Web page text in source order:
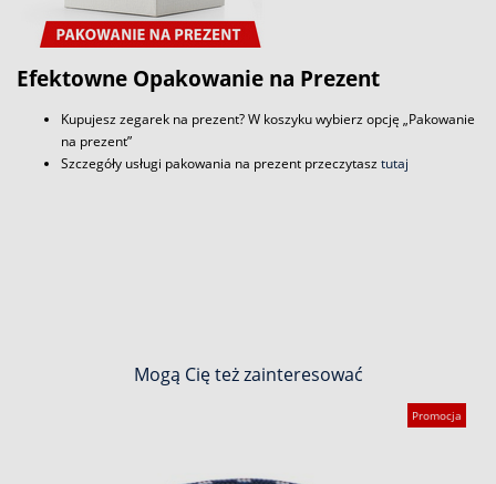
Efektowne Opakowanie na Prezent
Kupujesz zegarek na prezent? W koszyku wybierz opcję „Pakowanie
na prezent”
Szczegóły usługi pakowania na prezent przeczytasztutaj
Mogą Cię też zainteresować
Promocja